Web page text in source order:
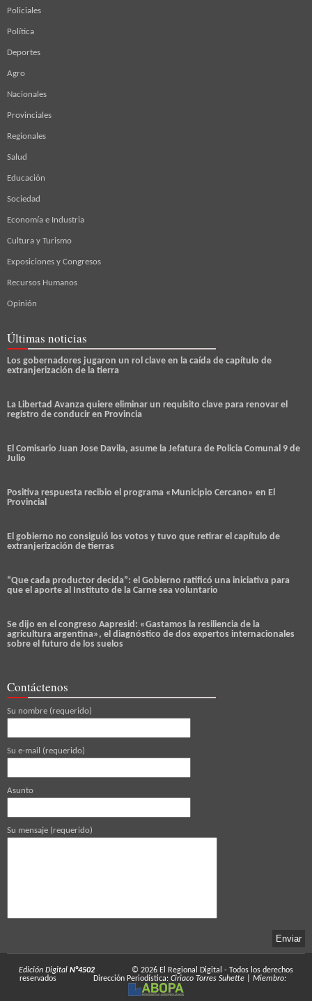
Policiales
Política
Deportes
Agro
Nacionales
Provinciales
Regionales
Salud
Educación
Sociedad
Economía e Industria
Cultura y Turismo
Exposiciones y Congresos
Recursos Humanos
Opinión
Últimas noticias
Los gobernadores jugaron un rol clave en la caída de capítulo de
extranjerización de la tierra
La Libertad Avanza quiere eliminar un requisito clave para renovar el
registro de conducir en Provincia
El Comisario Juan Jose Davila, asume la Jefatura de Policia Comunal 9 de
Julio
Positiva respuesta recibio el programa «Municipio Cercano» en El
Provincial
El gobierno no consiguió los votos y tuvo que retirar el capítulo de
extranjerización de tierras
“Que cada productor decida”: el Gobierno ratificó una iniciativa para
que el aporte al Instituto de la Carne sea voluntario
Se dijo en el congreso Aapresid: «Gastamos la resiliencia de la
agricultura argentina», el diagnóstico de dos expertos internacionales
sobre el futuro de los suelos
Contáctenos
Su nombre (requerido)
Su e-mail (requerido)
Asunto
Su mensaje (requerido)
Edición Digital N°4502 © 2026 El Regional Digital - Todos los derechos
reservados
Dirección Periodística: Ciriaco Torres Suhette Miembro: